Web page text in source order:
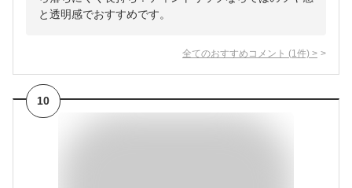
と透明感でおすすめです。
全てのおすすめコメント (1 件) >
10